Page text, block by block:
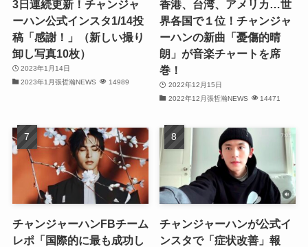
(32)
(32)
(29)
(31)
(32)
(30)
3日連続更新！チャンジャ
ーハン公式インスタ1/14投
稿「感謝！」（新しい撮り
卸し写真10枚）
2023年1月14日
2023年1月張哲瀚NEWS
14989
香港、台湾、アメリカ…世
界各国で１位！チャンジャ
ーハンの新曲「憂傷的晴
朗」が音楽チャートを席
巻！
2022年12月15日
2022年12月張哲瀚NEWS
14471
チャンジャーハンFBチーム
レポ「国際的に最も成功し
チャンジャーハンが公式イ
ンスタで「症状改善」報